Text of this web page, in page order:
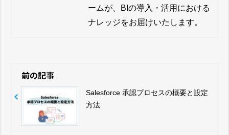
ームが、BIの導入・活用における
ナレッジをお届けいたします。
前の記事
Salesforce 承認プロセスの概要と設定
方法